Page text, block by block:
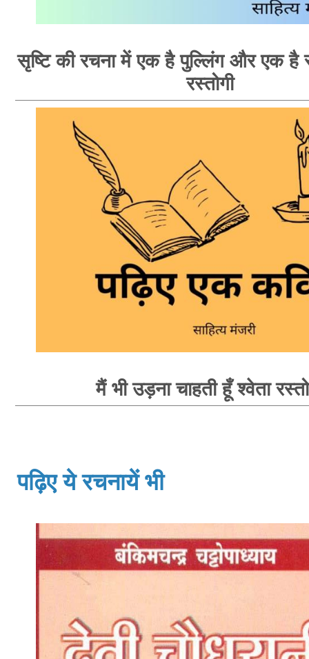
सृष्टि की रचना में एक है पुल्लिंग और एक है
रस्तोगी
मैं भी उड़ना चाहती हूँ श्वेता
पढ़िए ये रचनायें भी